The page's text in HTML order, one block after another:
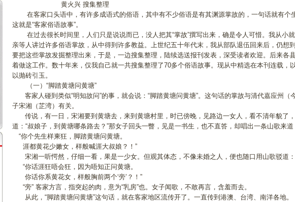
黄火兴 搜集整理
在客家口头语中，有许多成语式的俗语，其中有不少俗语是有其渊源掌故的，一句话就有个
这就是“客家俗语故事”。
在过去很长时间里，人们只是说说而已，没人把其“掌故”撰写出来，确是令人可惜。我从小
亲等人讲过许多俗语掌故，从中得到许多教益。上世纪五十年代末，我从部队退伍回来后，仍想
要把这些掌故发掘整理出来，于是，一边搜集整理，陆续选送报刊发表，深受读者欢迎。后来各
着做这工作。数十年来，仅我自己就一共搜集整理了70多个俗语故事。现从中精选在本刊连载，
以抛砖引玉。
（一）“脚踏黄塘问黄塘”
客家人碰到类似“明知故问”的事，就会说：“脚踏黄塘问黄塘”。这句话的掌故与清代嘉应州（
子宋湘（芷湾）有关。
传说，有一日，宋湘要到黄塘去，来到黄塘村里，时已傍晚，见路边一女人，看不清年貌了
道：“叔娘子，到黄塘哪条路去？”那女子回头一瞥，见是一书生，也不直答，却唱出一条山歌来道
“你个先生样柬狂，脚踏黄塘问黄塘。
涯都黄花少嫩女，样般喊涯大叔娘？！”
宋湘一听愕然，仔细一看，果是一少女。但观其体态，不像未婚之人，便也随口用山歌驳道：
“你话涯狂唔会狂，因为唔知正问黄塘。
你话你系黄花女，样般胸前两个‘旁’？！”
“旁” 客家方言，指突起的肉，意为“乳房”也。女子闻歌，不敢再言，含羞而去。
从此，“脚踏黄塘问黄塘”这句话，就在客家地区流传开了。一直传到港澳、台湾、南洋各地。